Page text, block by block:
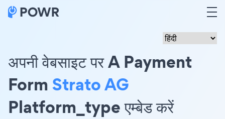
अपनी वेबसाइट पर A Payment
Form Strato AG
Platform_type एम्बेड करें